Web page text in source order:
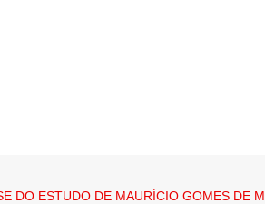
DO ESTUDO DE MAURÍCIO GOMES DE